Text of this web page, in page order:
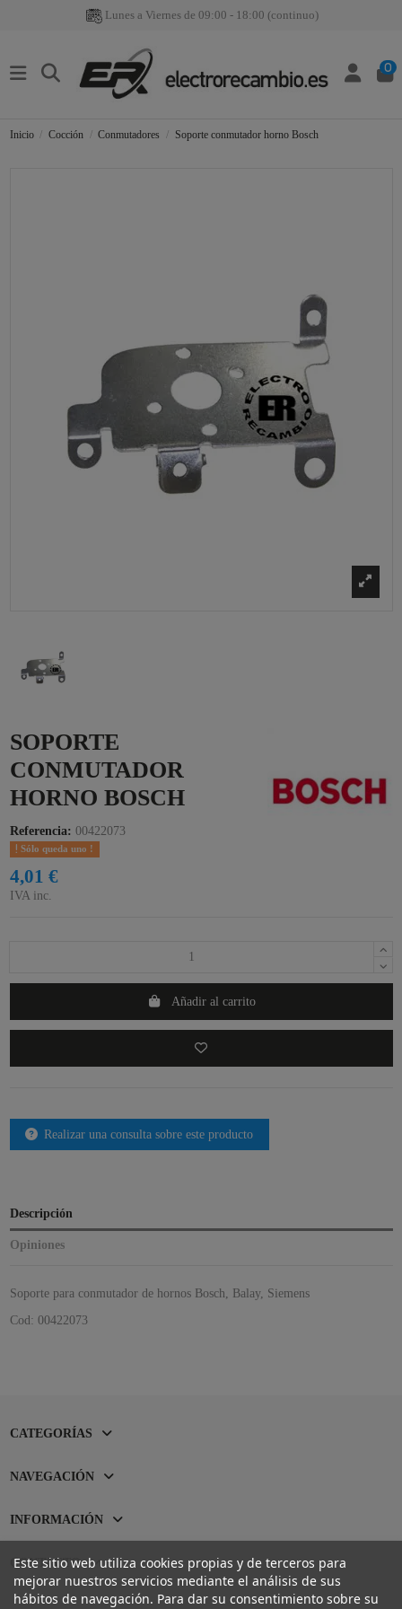
Lunes a Viernes de 09:00 - 18:00 (continuo)
0
Inicio Cocción Conmutadores Soporte conmutador horno Bosch
SOPORTE
CONMUTADOR
HORNO BOSCH
Referencia: 00422073
Sólo queda uno !
4,01 €
IVA inc.
Añadir al carrito
Realizar una consulta sobre este producto
Descripción
Opiniones
Soporte para conmutador de hornos Bosch, Balay, Siemens
Cod: 00422073
CATEGORÍAS
NAVEGACIÓN
INFORMACIÓN
CONTACTO
Este sitio web utiliza cookies propias y de terceros para
mejorar nuestros servicios mediante el análisis de sus
hábitos de navegación. Para dar su consentimiento sobre su